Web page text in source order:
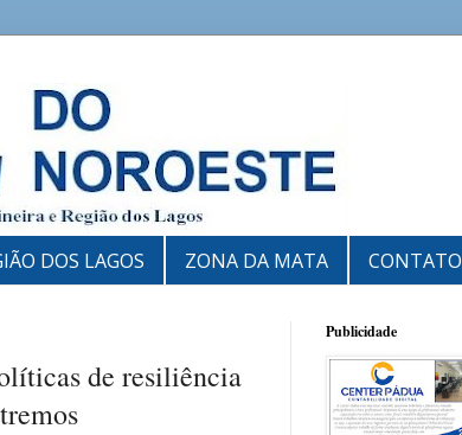
DOS LAGOS ZONA DA MATA CONTATO
de resiliência
Publicidade